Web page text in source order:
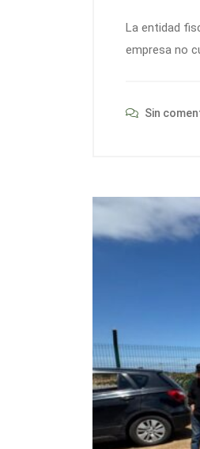
La entidad
empresa no
Sin